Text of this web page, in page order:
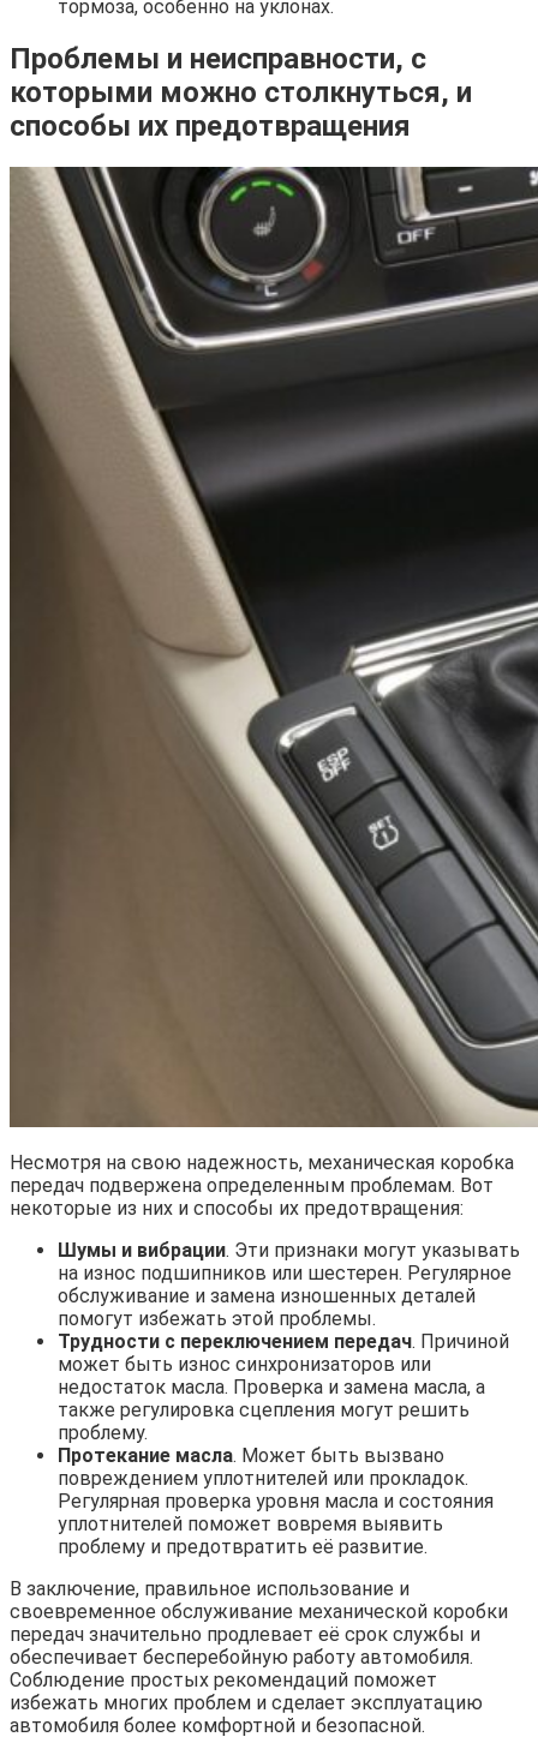
тормоза, особенно на уклонах.
Проблемы и неисправности, с
которыми можно столкнуться, и
способы их предотвращения
Несмотря на свою надежность, механическая коробка
передач подвержена определенным проблемам. Вот
некоторые из них и способы их предотвращения:
Шумы и вибрации. Эти признаки могут указывать
на износ подшипников или шестерен. Регулярное
обслуживание и замена изношенных деталей
помогут избежать этой проблемы.
Трудности с переключением передач. Причиной
может быть износ синхронизаторов или
недостаток масла. Проверка и замена масла, а
также регулировка сцепления могут решить
проблему.
Протекание масла. Может быть вызвано
повреждением уплотнителей или прокладок.
Регулярная проверка уровня масла и состояния
уплотнителей поможет вовремя выявить
проблему и предотвратить её развитие.
В заключение, правильное использование и
своевременное обслуживание механической коробки
передач значительно продлевает её срок службы и
обеспечивает бесперебойную работу автомобиля.
Соблюдение простых рекомендаций поможет
избежать многих проблем и сделает эксплуатацию
автомобиля более комфортной и безопасной.